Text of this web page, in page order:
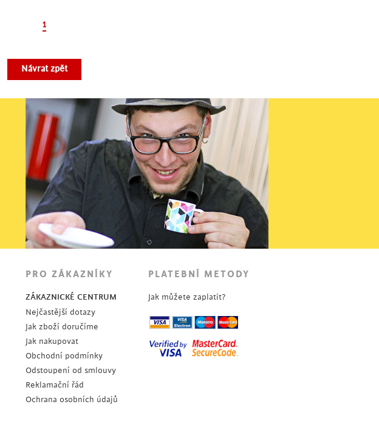
1
Návrat zpět
PRO ZÁKAZNÍKY
ZÁKAZNICKÉ CENTRUM
Nejčastější dotazy
Jak zboží doručíme
Jak nakupovat
Obchodní podmínky
Odstoupení od smlouvy
Reklamační řád
Ochrana osobních údajů
PLATEBNÍ METODY
Jak můžete zaplatit?